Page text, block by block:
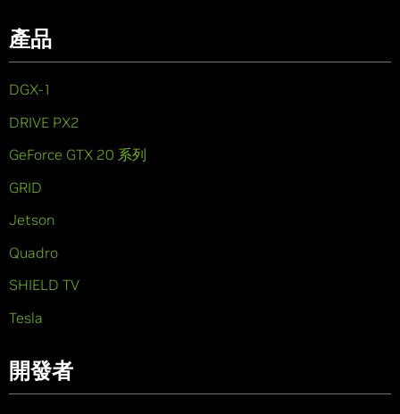
產品
DGX-1
DRIVE PX2
GeForce GTX 20 系列
GRID
Jetson
Quadro
SHIELD TV
Tesla
開發者